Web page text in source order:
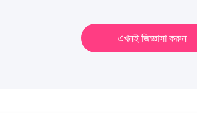
এখনই জিজ্ঞাসা করুন